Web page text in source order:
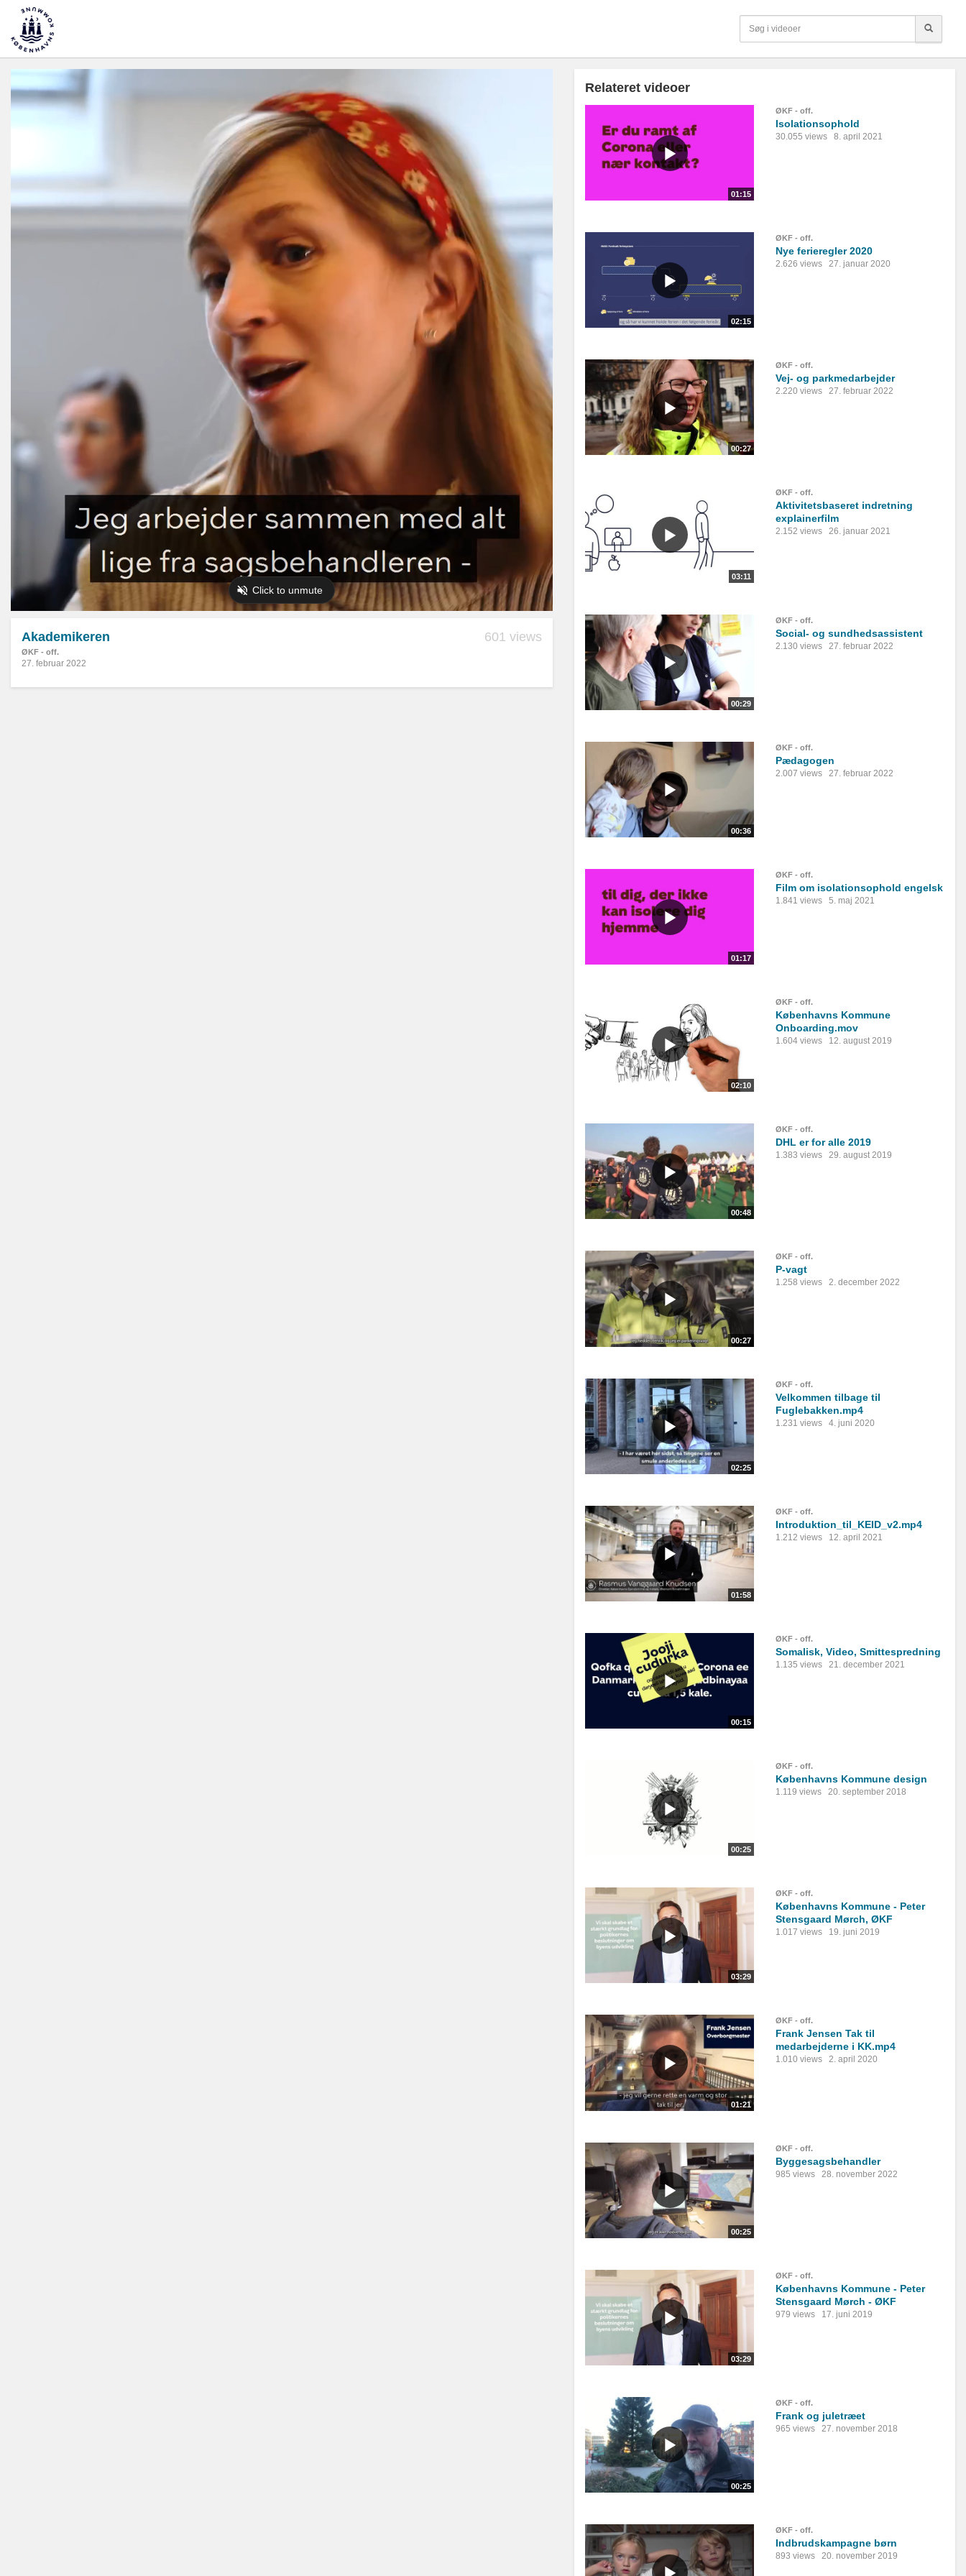
Akademikeren
ØKF - off.
601 views
27. februar 2022
Relateret videoer
01:15
ØKF - off.
Isolationsophold
30.055 views 8. april 2021
02:15
ØKF - off.
Nye ferieregler 2020
2.626 views 27. januar 2020
00:27
ØKF - off.
Vej- og parkmedarbejder
2.220 views 27. februar 2022
03:11
ØKF - off.
Aktivitetsbaseret indretning
explainerfilm
2.152 views 26. januar 2021
00:29
ØKF - off.
Social- og sundhedsassistent
2.130 views 27. februar 2022
00:36
ØKF - off.
Pædagogen
2.007 views 27. februar 2022
01:17
ØKF - off.
Film om isolationsophold engelsk
1.841 views 5. maj 2021
02:10
ØKF - off.
Københavns Kommune
Onboarding.mov
1.604 views 12. august 2019
00:48
ØKF - off.
DHL er for alle 2019
1.383 views 29. august 2019
00:27
ØKF - off.
P-vagt
1.258 views 2. december 2022
02:25
ØKF - off.
Velkommen tilbage til
Fuglebakken.mp4
1.231 views 4. juni 2020
01:58
ØKF - off.
Introduktion_til_KEID_v2.mp4
1.212 views 12. april 2021
00:15
ØKF - off.
Somalisk, Video, Smittespredning
1.135 views 21. december 2021
00:25
ØKF - off.
Københavns Kommune design
1.119 views 20. september 2018
03:29
ØKF - off.
Københavns Kommune - Peter
Stensgaard Mørch, ØKF
1.017 views 19. juni 2019
01:21
ØKF - off.
Frank Jensen Tak til
medarbejderne i KK.mp4
1.010 views 2. april 2020
00:25
ØKF - off.
Byggesagsbehandler
985 views 28. november 2022
03:29
ØKF - off.
Københavns Kommune - Peter
Stensgaard Mørch - ØKF
979 views 17. juni 2019
00:25
ØKF - off.
Frank og juletræet
965 views 27. november 2018
ØKF - off.
Indbrudskampagne børn
893 views 20. november 2019